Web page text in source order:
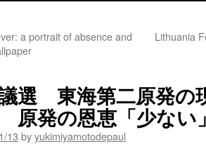
a portrait of absence and
Lithuania
選 東海第二原発の
発の恩恵「少ない
13 byyukimiyamotodepaul